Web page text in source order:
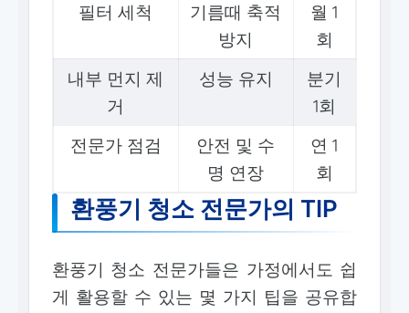
필터 세척
기름때 축적
방지
월 1
회
내부 먼지 제
거
성능 유지
분기
1회
전문가 점검
안전 및 수
명 연장
연 1
회
환풍기 청소 전문가의 TIP
환풍기 청소 전문가들은 가정에서도 쉽
게 활용할 수 있는 몇 가지 팁을 공유합